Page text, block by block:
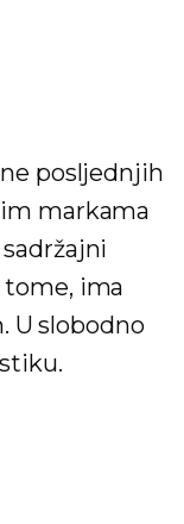
posljednjih
markama
tome, ima
U slobodno